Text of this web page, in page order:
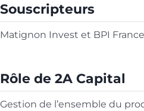
Souscripteurs
Matignon Invest et BPI France
Rôle de 2A Capital
Gestion de l’ensemble du